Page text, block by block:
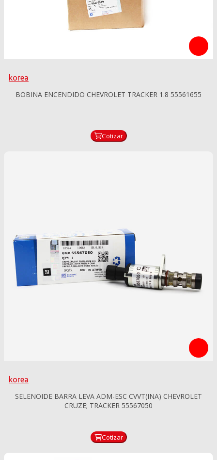
korea
BOBINA ENCENDIDO CHEVROLET TRACKER 1.8 55561655
Cotizar
korea
SELENOIDE BARRA LEVA ADM-ESC CVVT(INA) CHEVROLET
CRUZE; TRACKER 55567050
Cotizar